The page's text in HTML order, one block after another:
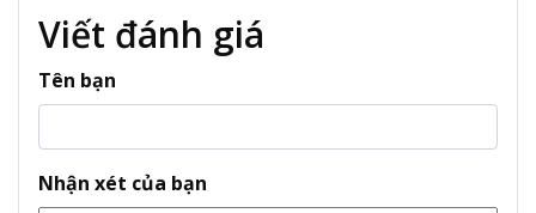
Viết đánh giá
Tên bạn
Nhận xét của bạn